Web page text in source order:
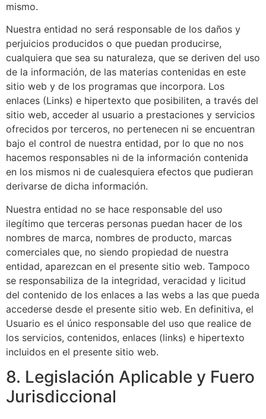
mismo.
Nuestra entidad no será responsable de los daños y
perjuicios producidos o que puedan producirse,
cualquiera que sea su naturaleza, que se deriven del uso
de la información, de las materias contenidas en este
sitio web y de los programas que incorpora. Los
enlaces (Links) e hipertexto que posibiliten, a través del
sitio web, acceder al usuario a prestaciones y servicios
ofrecidos por terceros, no pertenecen ni se encuentran
bajo el control de nuestra entidad, por lo que no nos
hacemos responsables ni de la información contenida
en los mismos ni de cualesquiera efectos que pudieran
derivarse de dicha información.
Nuestra entidad no se hace responsable del uso
ilegítimo que terceras personas puedan hacer de los
nombres de marca, nombres de producto, marcas
comerciales que, no siendo propiedad de nuestra
entidad, aparezcan en el presente sitio web. Tampoco
se responsabiliza de la integridad, veracidad y licitud
del contenido de los enlaces a las webs a las que pueda
accederse desde el presente sitio web. En definitiva, el
Usuario es el único responsable del uso que realice de
los servicios, contenidos, enlaces (links) e hipertexto
incluidos en el presente sitio web.
8. Legislación Aplicable y Fuero
Jurisdiccional